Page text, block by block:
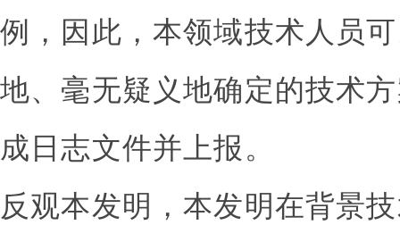
例，因此，本领域技术人员
地、毫无疑义地确定的技术
成日志文件并上报。
反观本发明，本发明在背景